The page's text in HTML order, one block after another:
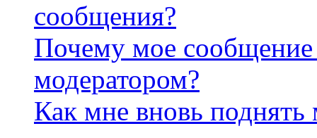
сообщения?
Почему мое сообщение
модератором?
Как мне вновь